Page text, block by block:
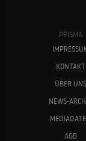
PRISMA
KONTAKT
ÜBER UNS
NEWS-
AGB